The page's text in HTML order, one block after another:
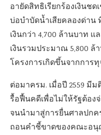
อายัดสิทธิเรียกร้องเงินช
บ่อบำบัดน้ำเสียคลองด่าน
เงินกว่า 4,700 ล้านบาท
เงินรวมประมาณ 5,800
โครงการเกิดขึ้นจากการ
ต่อมาครม. เมื่อปี 2559 มี
รื้อฟื้นคดีเพื่อไม่ให้รัฐต้อง
จนนำมาสู่การยื่นศาลปกค
ถอนคำชี้ขาดของคณะอนุ